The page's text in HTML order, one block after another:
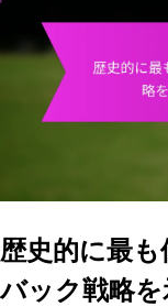
歴史的に最
バック戦略